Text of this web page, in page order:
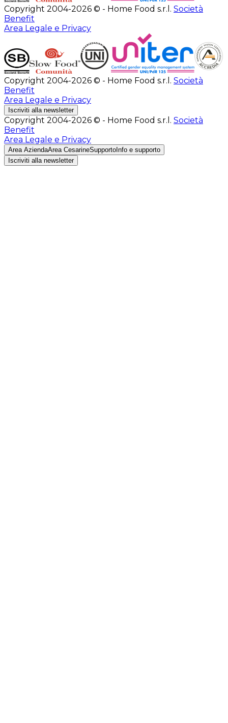
Copyright 2004-2026 © - Home Food s.r.l. Società
Benefit
Area Legale e Privacy
Copyright 2004-2026 © - Home Food s.r.l. Società
Benefit
Area Legale e Privacy
Iscriviti alla newsletter
Copyright 2004-2026 © - Home Food s.r.l. Società
Benefit
Area Legale e Privacy
Area AziendaArea CesarineSupporto Info e supporto
Iscriviti alla newsletter